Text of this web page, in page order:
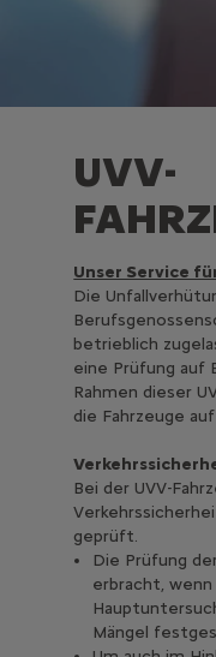
UVV-
Unser Service
Die
betrieblich
eine Prüfung auf
Rahmen dieser
die Fahrzeuge
Bei der UVV-
geprüft.
Die Prüfung
erbracht,
Mängel